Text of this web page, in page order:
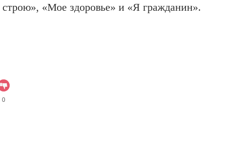
«Мое здоровье» и «Я гражданин».
0